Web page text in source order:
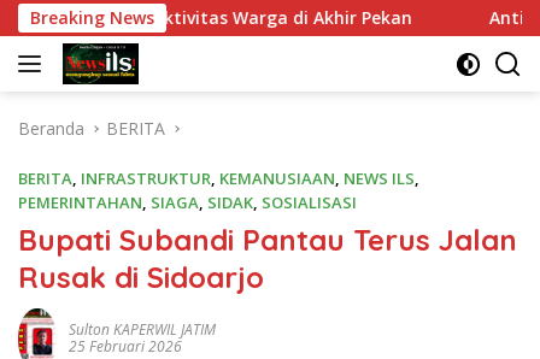
Langsung
ke
konten
Breaking News
Aktivitas Warga di Akhir Pekan Antisipasi
Beranda BERITA
BERITA, INFRASTRUKTUR, KEMANUSIAAN, NEWS ILS,
PEMERINTAHAN, SIAGA, SIDAK, SOSIALISASI
Bupati Subandi Pantau Terus Jalan
Rusak di Sidoarjo
Sulton KAPERWIL JATIM
25 Februari 2026